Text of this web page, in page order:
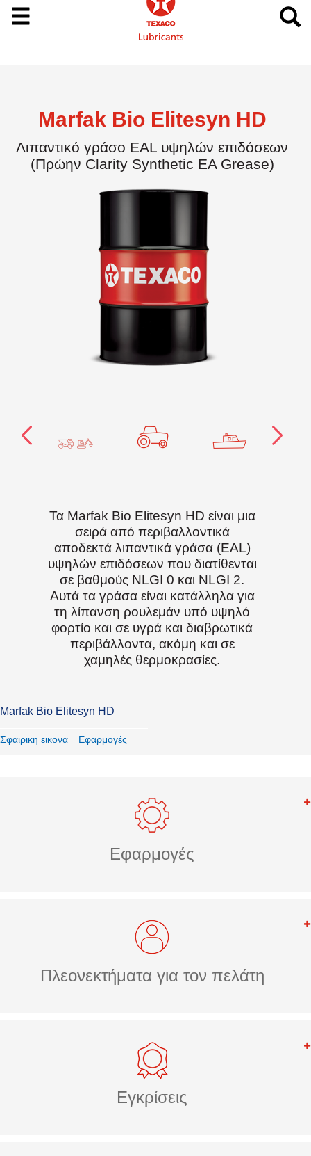
Marfak Bio Elitesyn HD
Λιπαντικό γράσο EAL υψηλών επιδόσεων
(Πρώην Clarity Synthetic EA Grease)
Τα Marfak Bio Elitesyn HD είναι μια
σειρά από περιβαλλοντικά
αποδεκτά λιπαντικά γράσα (EAL)
υψηλών επιδόσεων που διατίθενται
σε βαθμούς NLGI 0 και NLGI 2.
Αυτά τα γράσα είναι κατάλληλα για
τη λίπανση ρουλεμάν υπό υψηλό
φορτίο και σε υγρά και διαβρωτικά
περιβάλλοντα, ακόμη και σε
χαμηλές θερμοκρασίες.
Marfak Bio Elitesyn HD
Σφαιρικη εικονα Εφαρμογές
Εφαρμογές
Πλεονεκτήματα για τον πελάτη
Εγκρίσεις